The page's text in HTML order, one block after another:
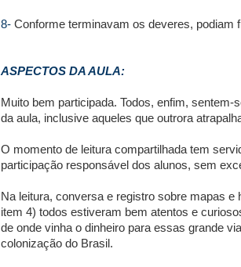
8- Conforme terminavam os deveres, podiam
ASPECTOS DA AULA:
Muito bem participada. Todos, enfim,
da aula, inclusive aqueles que outrora
O momento de leitura compartilhada tem
participação responsável dos alunos, sem
Na leitura, conversa e registro sobre mapas
item 4) todos estiveram bem atentos e
de onde vinha o dinheiro para essas grande
colonização do Brasil.